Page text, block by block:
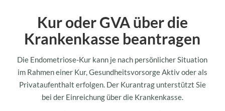
Kur oder GVA über die
Krankenkasse beantragen
Die Endometriose-Kur kann je nach persönlicher Situation
im Rahmen einer Kur, Gesundheitsvorsorge Aktiv oder als
Privataufenthalt erfolgen. Der Kurantrag unterstützt Sie
bei der Einreichung über die Krankenkasse.